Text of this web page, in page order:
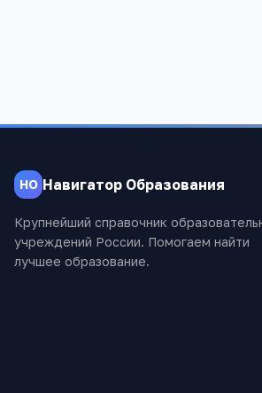
НО Навигатор Образования
Крупнейший справочник
учреждений России. Помогаем найти
лучшее образование.